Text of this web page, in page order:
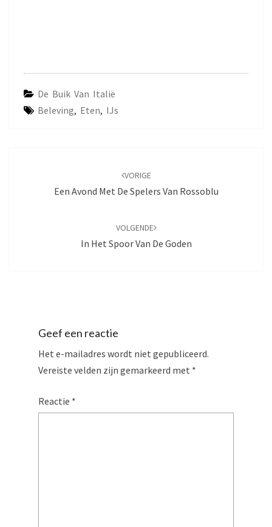
De Buik Van Italië
Beleving, Eten, IJs
berichten
VORIGE
Een Avond Met De Spelers Van Rossoblu
VOLGENDE
In Het Spoor Van De Goden
Geef een reactie
Het e-mailadres wordt niet gepubliceerd.
Vereiste velden zijn gemarkeerd met *
Reactie *